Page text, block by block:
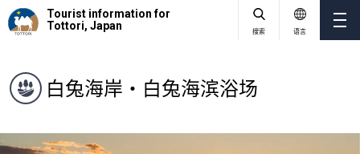
Tourist information for
Tottori, Japan
搜索 语言
白兔海岸・白兔海滨浴场